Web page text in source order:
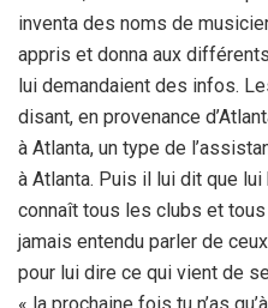
inventa des noms de
appris et donna aux
lui demandaient des infos.
disant, en provenance
à Atlanta, un type de
à Atlanta. Puis il lui dit que
connaît tous les clubs et tous
jamais entendu parler de
pour lui dire ce qui vient de